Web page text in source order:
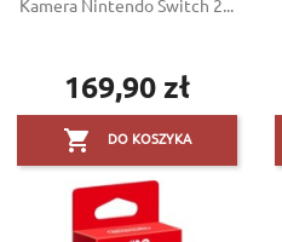
Kamera Nintendo Switch 2...
Cena
169,90 zł
 DO KOSZYKA